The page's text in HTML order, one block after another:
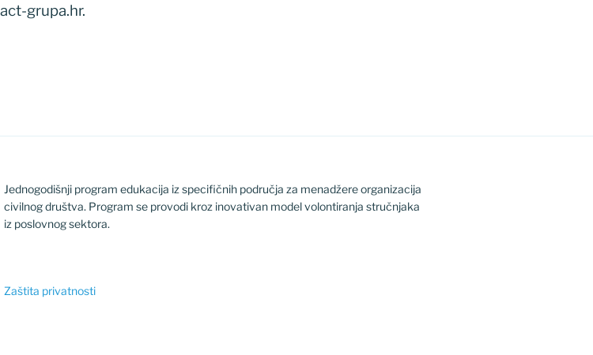
grupa.hr.
Jednogodišnji program edukacija iz specifičnih područja za menadžere organizacija
civilnog društva. Program se provodi kroz inovativan model volontiranja stručnjaka
iz poslovnog sektora.
Zaštita privatnosti